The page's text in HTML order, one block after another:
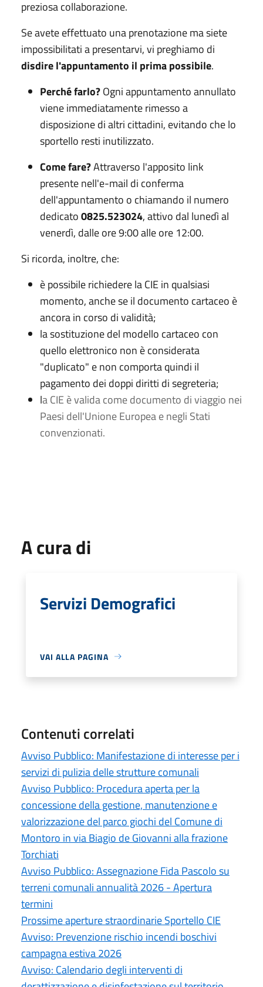
preziosa collaborazione.
Se avete effettuato una prenotazione ma siete
impossibilitati a presentarvi, vi preghiamo di
disdire l'appuntamento il prima possibile.
Perché farlo?Ogni appuntamento annullato
viene immediatamente rimesso a
disposizione di altri cittadini, evitando che lo
sportello resti inutilizzato.
Come fare?Attraverso l'apposito link
presente nell'e-mail di conferma
dell'appuntamento o chiamando il numero
dedicato0825.523024, attivo dal lunedì al
venerdì, dalle ore 9:00 alle ore 12:00.
Si ricorda, inoltre, che:
è possibile richiedere la CIE in qualsiasi
momento, anche se il documento cartaceo è
ancora in corso di validità;
la sostituzione del modello cartaceo con
quello elettronico non è considerata
"duplicato" e non comporta quindi il
pagamento dei doppi diritti di segreteria;
la CIE è valida come documento di viaggio nei
Paesi dell'Unione Europea e negli Stati
convenzionati.
A cura di
Servizi Demografici
VAI ALLA PAGINA
Contenuti correlati
Avviso Pubblico: Manifestazione di interesse per i
servizi di pulizia delle strutture comunali
Avviso Pubblico: Procedura aperta per la
concessione della gestione, manutenzione e
valorizzazione del parco giochi del Comune di
Montoro in via Biagio de Giovanni alla frazione
Torchiati
Avviso Pubblico: Assegnazione Fida Pascolo su
terreni comunali annualità 2026 - Apertura
termini
Prossime aperture straordinarie Sportello CIE
Avviso: Prevenzione rischio incendi boschivi
campagna estiva 2026
Avviso: Calendario degli interventi di